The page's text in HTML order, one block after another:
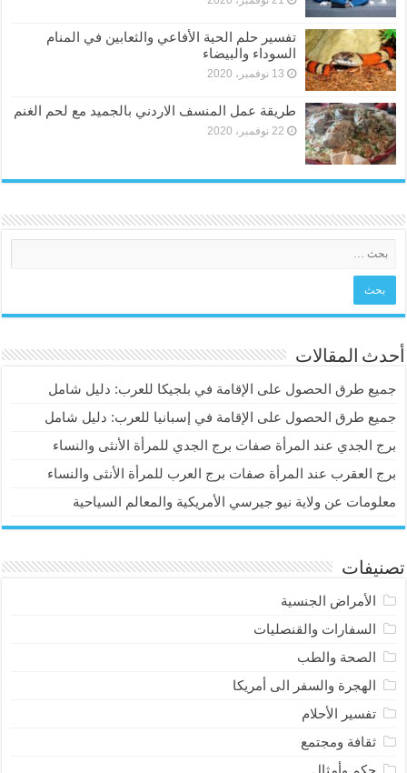
تفسير حلم الحية الأفاعي والثعابين في المنام
السوداء والبيضاء
13 نوفمبر، 2020
طريقة عمل المنسف الاردني بالجميد مع لحم الغنم
22 نوفمبر، 2020
أحدث المقالات
جميع طرق الحصول على الإقامة في بلجيكا للعرب: دليل شامل
جميع طرق الحصول على الإقامة في إسبانيا للعرب: دليل شامل
برج الجدي عند المرأة صفات برج الجدي للمرأة الأنثى والنساء
برج العقرب عند المرأة صفات برج العرب للمرأة الأنثى والنساء
معلومات عن ولاية نيو جيرسي الأمريكية والمعالم السياحية
تصنيفات
الأمراض الجنسية
السفارات والقنصليات
الصحة والطب
الهجرة والسفر الى أمريكا
تفسير الأحلام
ثقافة ومجتمع